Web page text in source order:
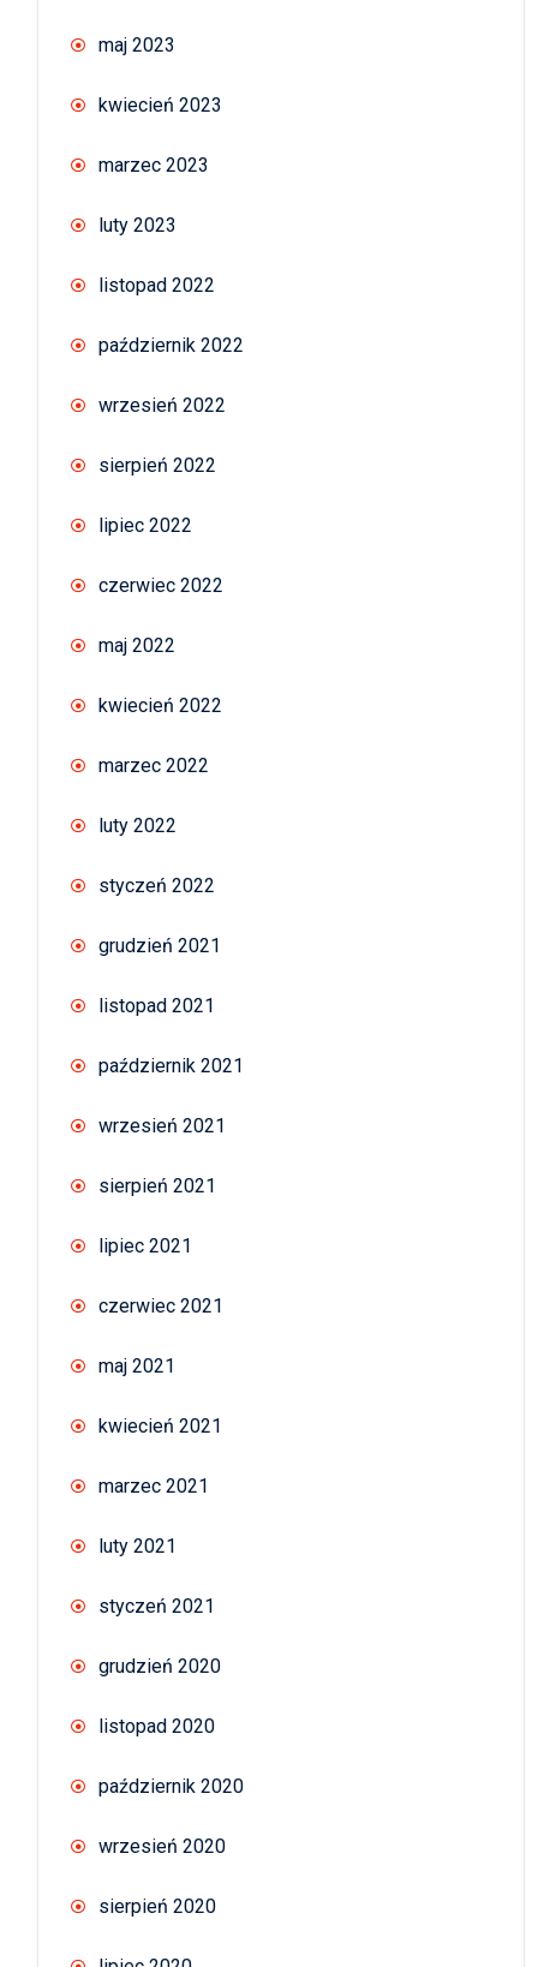
maj 2023
kwiecień 2023
marzec 2023
luty 2023
listopad 2022
październik 2022
wrzesień 2022
sierpień 2022
lipiec 2022
czerwiec 2022
maj 2022
kwiecień 2022
marzec 2022
luty 2022
styczeń 2022
grudzień 2021
listopad 2021
październik 2021
wrzesień 2021
sierpień 2021
lipiec 2021
czerwiec 2021
maj 2021
kwiecień 2021
marzec 2021
luty 2021
styczeń 2021
grudzień 2020
listopad 2020
październik 2020
wrzesień 2020
sierpień 2020